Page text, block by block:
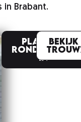
Brabant.
Plan een
rondleiding
in